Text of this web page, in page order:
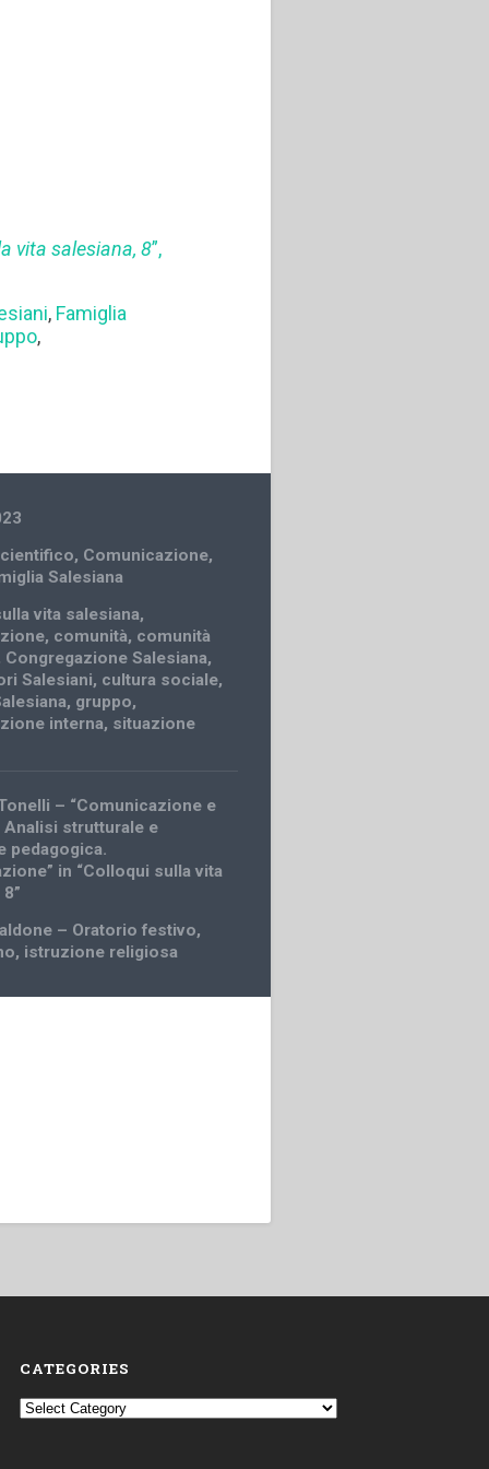
vita salesiana, 8”,
, Famiglia
,
, Comunicazione,
Salesiana
vita salesiana,
, comunità, comunità
Congregazione Salesiana,
Salesiani, cultura sociale,
, gruppo,
interna, situazione
– “Comunicazione e
Analisi strutturale e
pedagogica.
in “Colloqui sulla vita
– Oratorio festivo,
istruzione religiosa
CATEGORIES
Categories